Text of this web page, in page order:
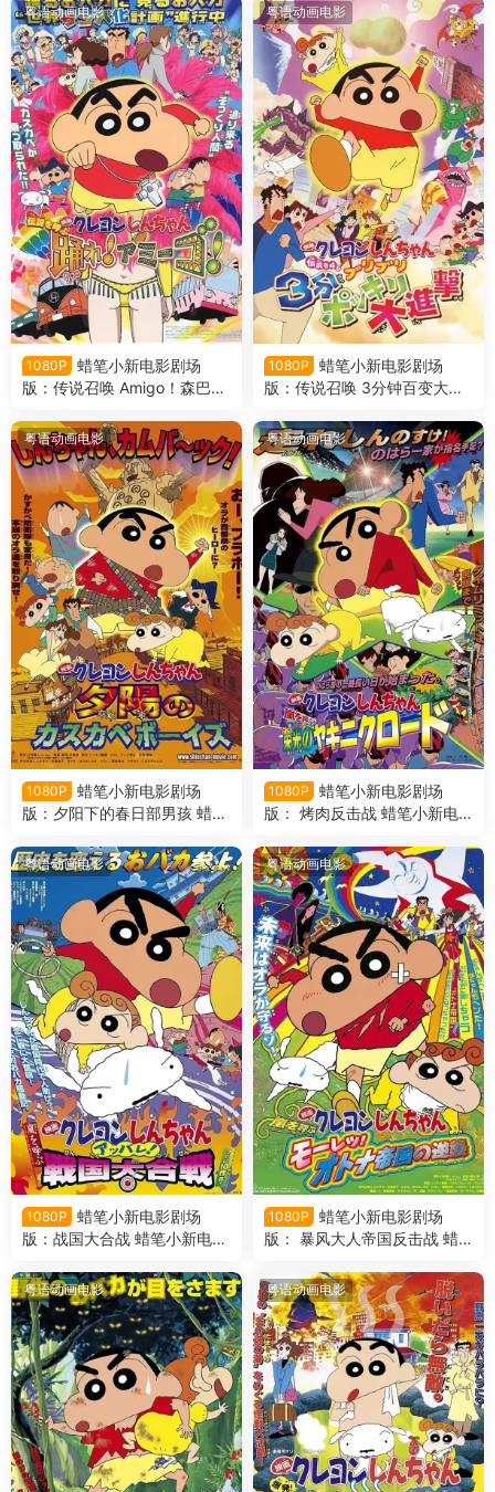
雨！金矛之勇者粤语版
呼风唤雨！会唱歌的屁股炸弹
粤语版
粤语动画电影
1080P
蜡笔小新电影剧场
版：传说召唤 Amigo！森巴入
4：呼唤传说！跳吧！朋友！
粤语版
粤语动画电影
1080P
蜡笔小新电影剧场
版：传说召唤 3分钟百变大进
唤传说！三分钟嘎巴大进攻粤
语版
粤语动画电影
1080P
蜡笔小新电影剧场
版：夕阳下的春日部男孩 蜡笔
雨！夕阳下的春日部男孩粤语
版
粤语动画电影
1080P
蜡笔小新电影剧场
版： 烤肉反击战 蜡笔小新电
的烤肉之路粤语版
粤语动画电影
1080P
蜡笔小新电影剧场
版：战国大合战 蜡笔小新电影
合战粤语版
粤语动画电影
1080P
蜡笔小新电影剧场
版： 暴风大人帝国反击战 蜡
雨！猛烈！大人帝国的反击粤
语版
粤语动画电影 粤语动画电影